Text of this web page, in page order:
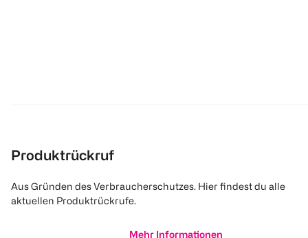
Produktrückruf
Aus Gründen des Verbraucherschutzes. Hier findest du alle
aktuellen Produktrückrufe.
Mehr Informationen